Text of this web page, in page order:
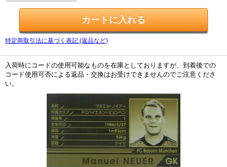
特定商取引法に基づく表記 (返品など)
入荷時にコードの使用可能なものを在庫としておりますが、到着後での
コード使用可否による返品・交換はお受けできませんのでご注意くださ
い。